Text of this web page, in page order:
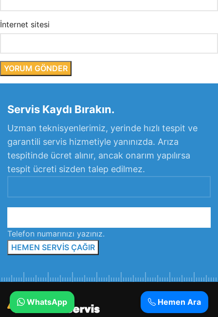
İnternet sitesi
Servis Kaydı Bırakın.
Uzman teknisyenlerimiz, yerinde hızlı tespit ve
garantili servis hizmetiyle yanınızda. Arıza
tespitinde ücret alınır, ancak onarım yapılırsa
tespit ücreti sizden talep edilmez.
Telefon numarınızı yazınız.
Hemen Ara
WhatsApp